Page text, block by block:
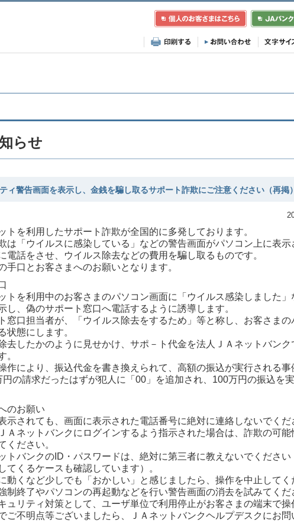
らせ
ィ警告画面を表示し、金銭を騙し取るサポート詐欺にご注意ください（再掲）
を利用したサポート詐欺が全国的に多発しております。
は「ウイルスに感染している」などの警告画面がパソコン上に表示
電話をさせ、ウイルス除去などの費用を騙し取るものです。
口とお客さまへのお願いとなります。
トを利用中のお客さまのパソコン画面に「ウイルス感染しました
し、偽のサポート窓口へ電話するように誘導します。
窓口担当者が、「ウイルス除去をするため」等と称し、お客さまの
状態にします。
去したかのように見せかけ、サポ－ト代金を法人ＪＡネットバンク
。
作により、振込代金を書き換えられて、高額の振込が実行される事
円の請求だったはずが犯人に「00」を追加され、100万円の振込を
のお願い
示されても、画面に表示された電話番号に絶対に連絡しないでくだ
Ａネットバンクにログインするよう指示された場合は、詐欺の可能
ください。
トバンクのID・パスワードは、絶対に第三者に教えないでくださ
てくるケースも確認しています）。
動くなど少しでも「おかしい」と感じましたら、操作を中止してく
制終了やパソコンの再起動などを行い警告画面の消去を試みてくだ
ュリティ対策として、ユーザ単位で利用停止がお客さまの端末で操
ご不明点等ございましたら、ＪＡネットバンクヘルプデスクにお問